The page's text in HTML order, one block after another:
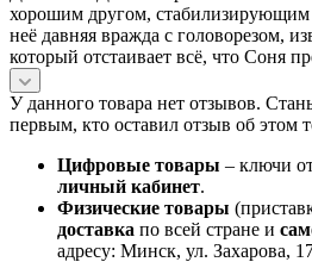
хорошим другом,
неё давняя вражда с головорезом,
который отстаивает всё, что Соня
У данного товара нет отзывов.
первым, кто оставил отзыв об этом
Цифровые товары – ключи
личный кабинет.
Физические товары
доставка по всей стране и
адресу: Минск, ул. Захарова,